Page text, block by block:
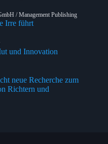
/ Management Publishing
Irre führt
und Innovation
neue Recherche zum
Richtern und